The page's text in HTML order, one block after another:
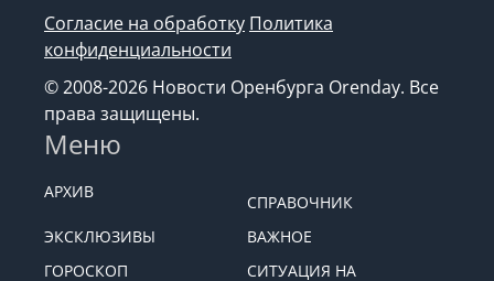
Согласие на обработку Политика
конфиденциальности
© 2008-2026 Новости Оренбурга Orenday. Все
права защищены.
Меню
АРХИВ
СПРАВОЧНИК
ЭКСКЛЮЗИВЫ
ВАЖНОЕ
ГОРОСКОП
СИТУАЦИЯ НА